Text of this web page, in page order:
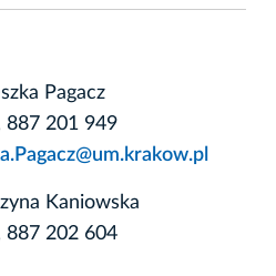
Pagacz
887 201 949
Kaniowska
887 202 604